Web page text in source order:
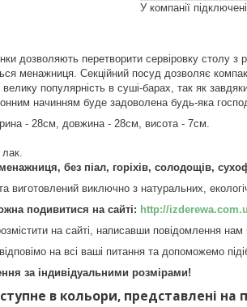
У компанії
дозволяють перетворити сервіровку столу
менажниця. Секційний посуд дозволяє
популярність в суші-барах, так як
начинням буде задоволена будь-яка
- 28см, довжина - 28см, висота - 7см.
без піал, горіхів, солодощів,
виготовлений виключно з натуральних,
подивитися на сайті: http://
на сайті, написавши повідомлення
на всі ваші питання та допоможемо
за індивідуальними розмірами!
в кольори, представлені на